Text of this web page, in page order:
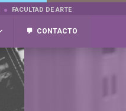
FACULTAD DE ARTE
CONTACTO